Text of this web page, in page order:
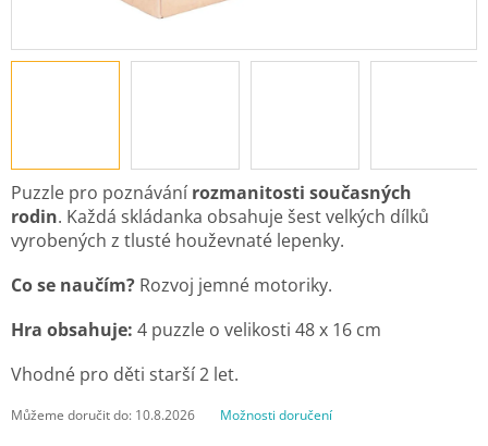
Můžeme doručit do: 10.8.2026 Možnosti doručení
Puzzle pro poznávání rozmanitosti současných
rodin. Každá skládanka obsahuje šest velkých dílků
vyrobených z tlusté houževnaté lepenky.
Co se naučím? Rozvoj jemné motoriky.
Hra obsahuje: 4 puzzle o velikosti 48 x 16 cm
Vhodné pro děti starší 2 let.